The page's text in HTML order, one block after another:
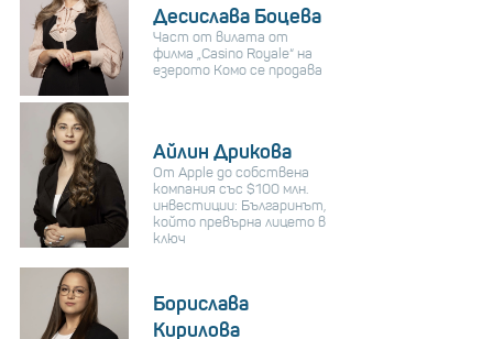
Десислава Боцева
Част от вилата от
филма „Casino Royale“ на
езерото Комо се продава
Айлин Дрикова
От Apple до собствена
компания със $100 млн.
инвестиции: Българинът,
който превърна лицето в
ключ
Борислава
Кирилова